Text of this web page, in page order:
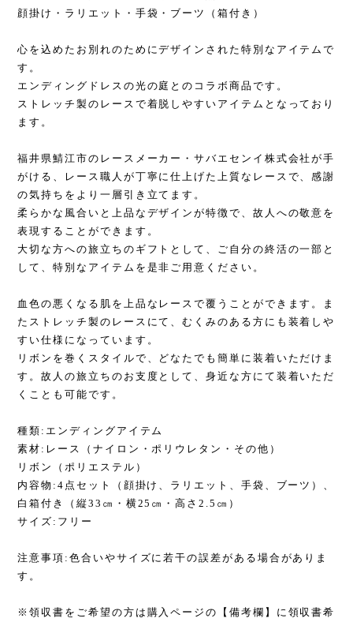
顔掛け・ラリエット・手袋・ブーツ（箱付き）
心を込めたお別れのためにデザインされた特別なアイテムで
す。
エンディングドレスの光の庭とのコラボ商品です。
ストレッチ製のレースで着脱しやすいアイテムとなっており
ます。
福井県鯖江市のレースメーカー・サバエセンイ株式会社が手
がける、レース職人が丁寧に仕上げた上質なレースで、感謝
の気持ちをより一層引き立てます。
柔らかな風合いと上品なデザインが特徴で、故人への敬意を
表現することができます。
大切な方への旅立ちのギフトとして、ご自分の終活の一部と
して、特別なアイテムを是非ご用意ください。
血色の悪くなる肌を上品なレースで覆うことができます。ま
たストレッチ製のレースにて、むくみのある方にも装着しや
すい仕様になっています。
リボンを巻くスタイルで、どなたでも簡単に装着いただけま
す。故人の旅立ちのお支度として、身近な方にて装着いただ
くことも可能です。
種類:エンディングアイテム
素材:レース（ナイロン・ポリウレタン・その他）
リボン（ポリエステル）
内容物:4点セット（顔掛け、ラリエット、手袋、ブーツ）、
白箱付き（縦33㎝・横25㎝・高さ2.5㎝）
サイズ:フリー
注意事項:色合いやサイズに若干の誤差がある場合がありま
す。
※領収書をご希望の方は購入ページの【備考欄】に領収書希